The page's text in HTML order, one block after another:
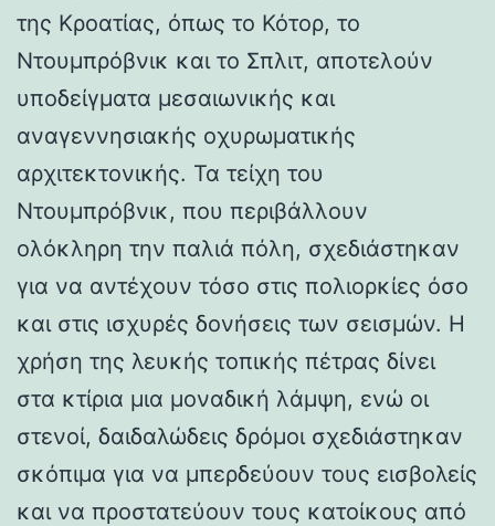
της Κροατίας, όπως το Κότορ, το
Ντουμπρόβνικ και το Σπλιτ, αποτελούν
υποδείγματα μεσαιωνικής και
αναγεννησιακής οχυρωματικής
αρχιτεκτονικής. Τα τείχη του
Ντουμπρόβνικ, που περιβάλλουν
ολόκληρη την παλιά πόλη, σχεδιάστηκαν
για να αντέχουν τόσο στις πολιορκίες όσο
και στις ισχυρές δονήσεις των σεισμών. Η
χρήση της λευκής τοπικής πέτρας δίνει
στα κτίρια μια μοναδική λάμψη, ενώ οι
στενοί, δαιδαλώδεις δρόμοι σχεδιάστηκαν
σκόπιμα για να μπερδεύουν τους εισβολείς
και να προστατεύουν τους κατοίκους από